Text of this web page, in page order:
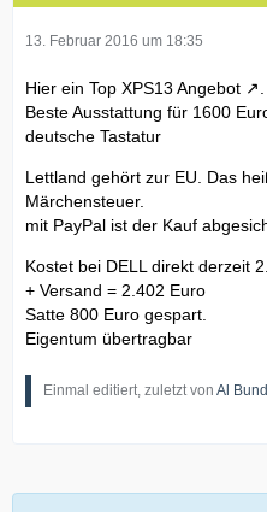
13. Februar 2016 um 18:35
Hier ein Top XPS13 Angebot
Beste Ausstattung für 1600
deutsche Tastatur
Lettland gehört zur EU. Das
Märchensteuer.
mit PayPal ist der Kauf
Kostet bei DELL direkt derzeit
+ Versand = 2.402 Euro
Satte 800 Euro gespart.
Eigentum übertragbar
Einmal editiert, zuletzt von Al